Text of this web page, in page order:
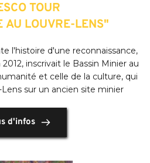
TOUR
AU LOUVRE-LENS"
l'histoire d'une reconnaissance,
inscrivait le Bassin Minier au
et celle de la culture, qui
sur un ancien site minier
d'infos